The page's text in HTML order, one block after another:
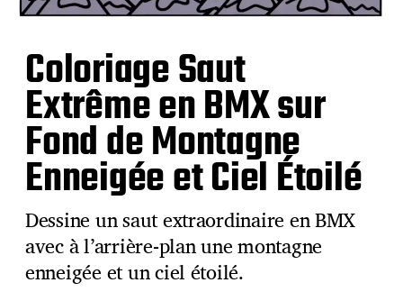
Coloriage Saut
Extrême en BMX sur
Fond de Montagne
Enneigée et Ciel Étoilé
Dessine un saut extraordinaire en BMX
avec à l’arrière-plan une montagne
enneigée et un ciel étoilé.